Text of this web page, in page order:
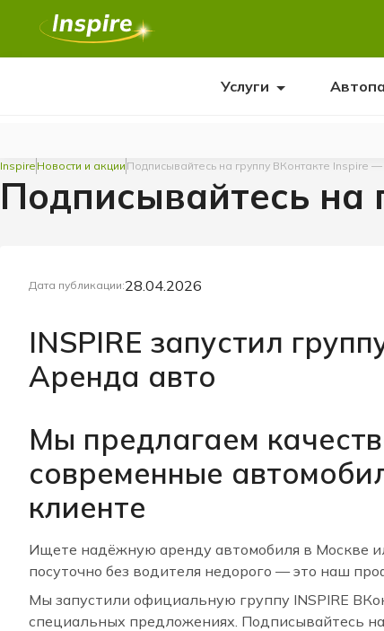
Услуги
Inspire Новости и акции Подписывайтесь на группу ВКонтакте Inspire
Подписывайтесь на
Дата публикации:28.04.2026
INSPIRE запустил
Аренда авто
Мы предлагаем
современные
клиенте
Ищете надёжную аренду автомобиля в Москве
посуточно без водителя недорого — это наш
Мы запустили официальную группу INSPIRE
специальных предложениях. Подписывайтесь